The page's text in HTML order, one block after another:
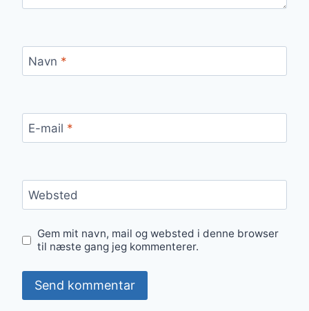
Navn *
E-mail *
Websted
Gem mit navn, mail og websted i denne browser
til næste gang jeg kommenterer.